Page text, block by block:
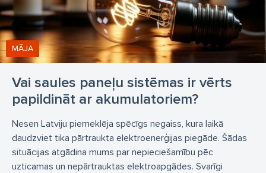
Vai saules paneļu sistēmas ir vērts
papildināt ar akumulatoriem?
MĀJA
Nesen Latviju piemeklēja spēcīgs negaiss, kura laikā
daudzviet tika pārtraukta elektroenerģijas piegāde. Šādas
situācijas atgādina mums par nepieciešamību pēc
uzticamas un nepārtrauktas elektroapgādes. Svarīgi